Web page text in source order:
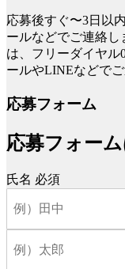
応募後すぐ〜3日以
ールなどでご連絡し
は、フリーダイヤル
ールやLINEなどで
応募フォーム
応募フォー
氏名 必須